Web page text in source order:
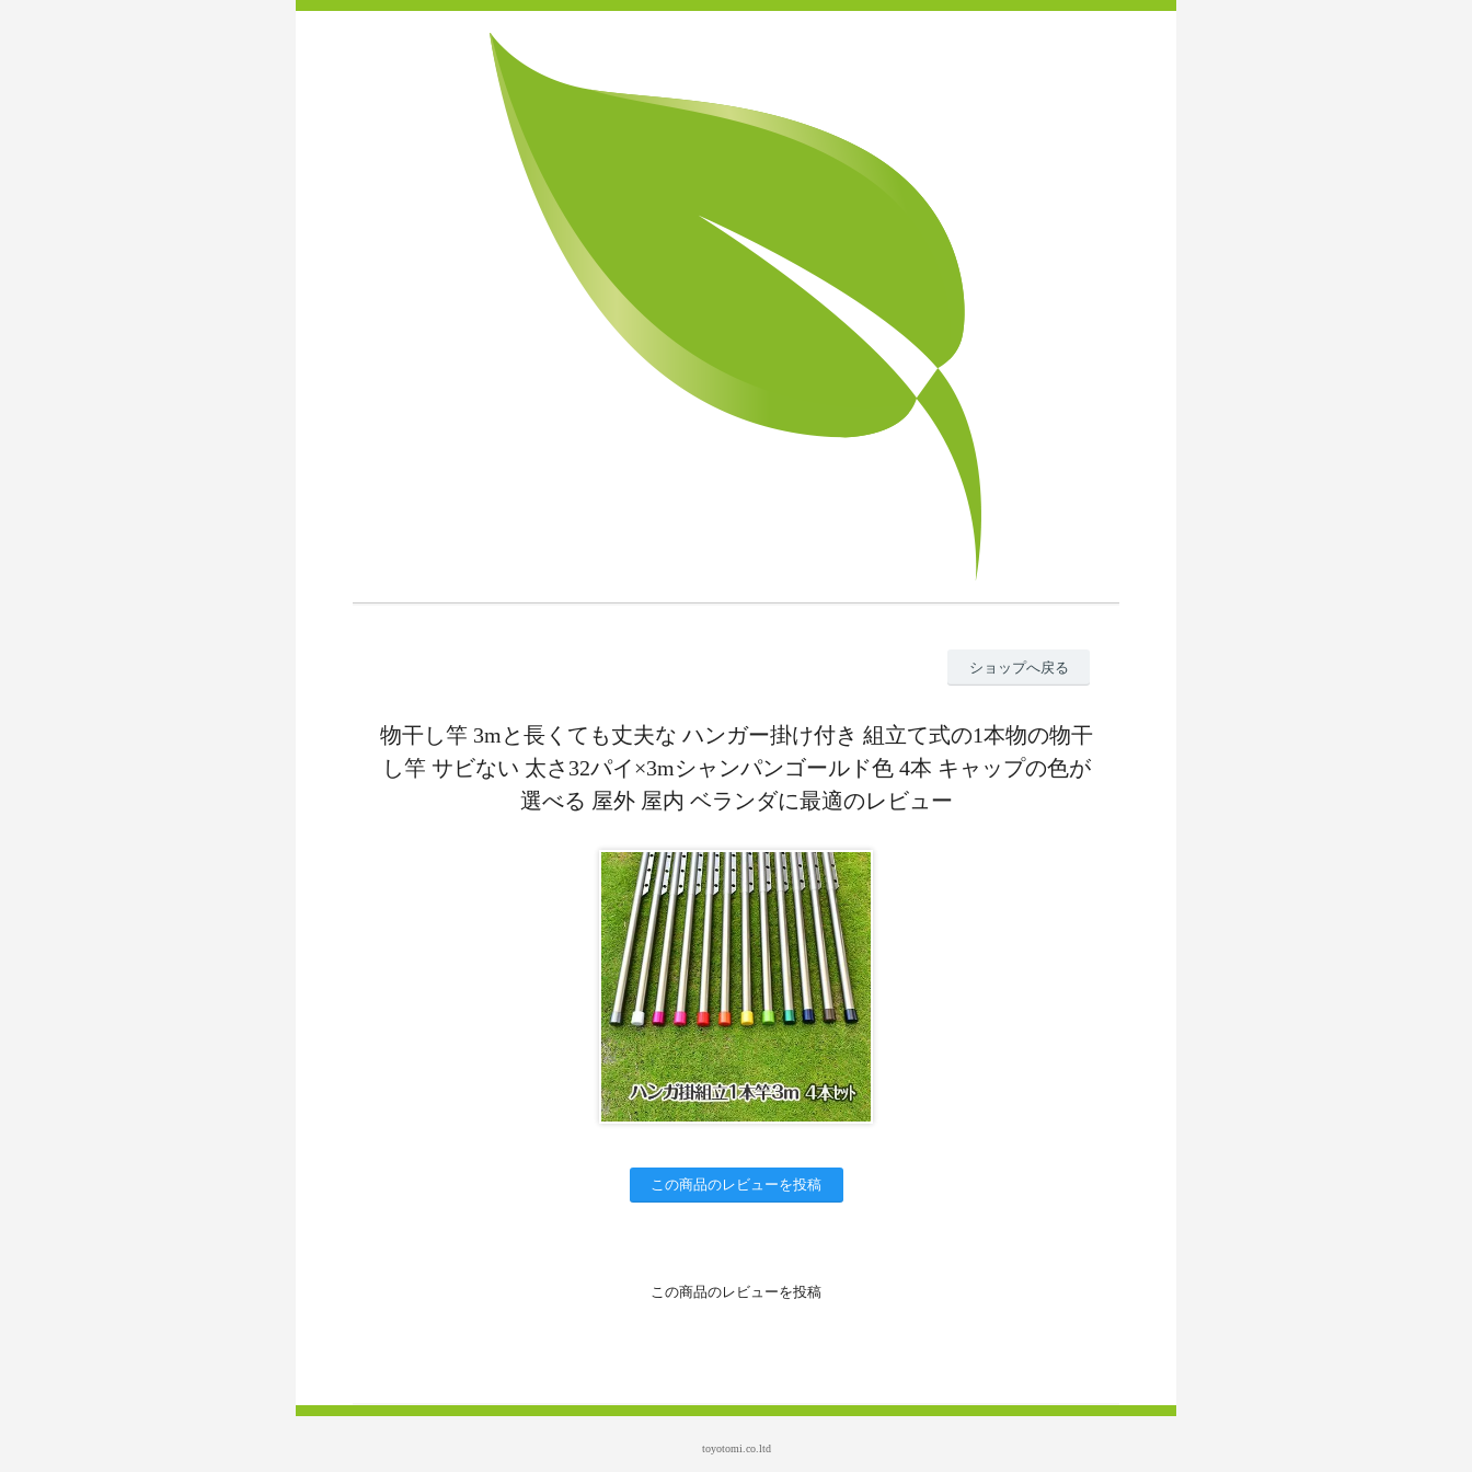
ショップへ戻る
物干し竿 3mと長くても丈夫な ハンガー掛け付き 組立て式の1本物の物干
し竿 サビない 太さ32パイ×3mシャンパンゴールド色 4本 キャップの色が
選べる 屋外 屋内 ベランダに最適のレビュー
この商品のレビューを投稿
この商品のレビューを投稿
toyotomi.co.ltd